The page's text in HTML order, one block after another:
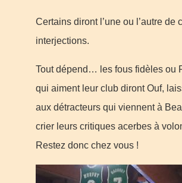
Certains diront l’une ou l’autre de
interjections.
Tout dépend… les fous fidèles ou
qui aiment leur club diront Ouf,
aux détracteurs qui viennent à
crier leurs critiques acerbes à
Restez donc chez vous !